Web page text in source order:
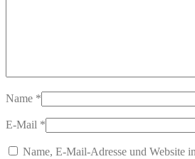
Name *
E-Mail *
Name, E-Mail-Adresse und Website